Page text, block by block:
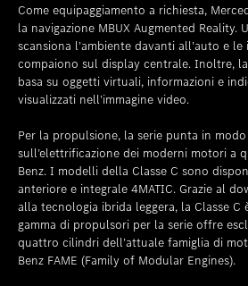
Come equipaggiamento a richiesta,
la navigazione MBUX Augmented Reality.
scansiona l’ambiente davanti all’auto e
compaiono sul display centrale. Inoltre,
basa su oggetti virtuali, informazioni e
visualizzati nell’immagine video.
Per la propulsione, la serie punta in
sull’elettrificazione dei moderni motori a
Benz. I modelli della Classe C sono
anteriore e integrale 4MATIC. Grazie al
alla tecnologia ibrida leggera, la Classe C
gamma di propulsori per la serie offre
quattro cilindri dell’attuale famiglia di
Benz FAME (Family of Modular Engines).